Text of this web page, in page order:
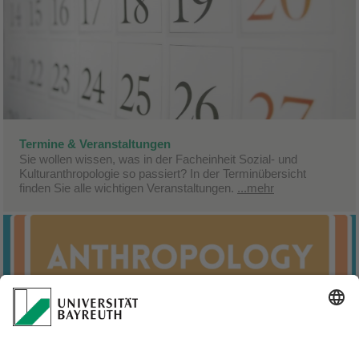
Termine & Veranstaltungen
Sie wollen wissen, was in der Facheinheit Sozial- und
Kulturanthropologie so passiert? In der Terminübersicht
finden Sie alle wichtigen Veranstaltungen. ...mehr